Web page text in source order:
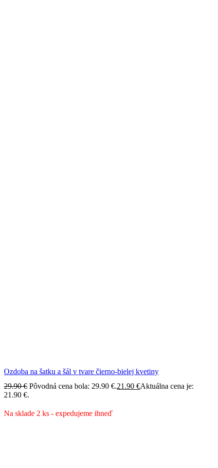
Ozdoba na šatku a šál v tvare čierno-bielej kvetiny
29.90€ Pôvodná cena bola: 29.90 €.21.90 €Aktuálna cena je:
21.90 €.
Na sklade 2 ks - expedujeme ihneď